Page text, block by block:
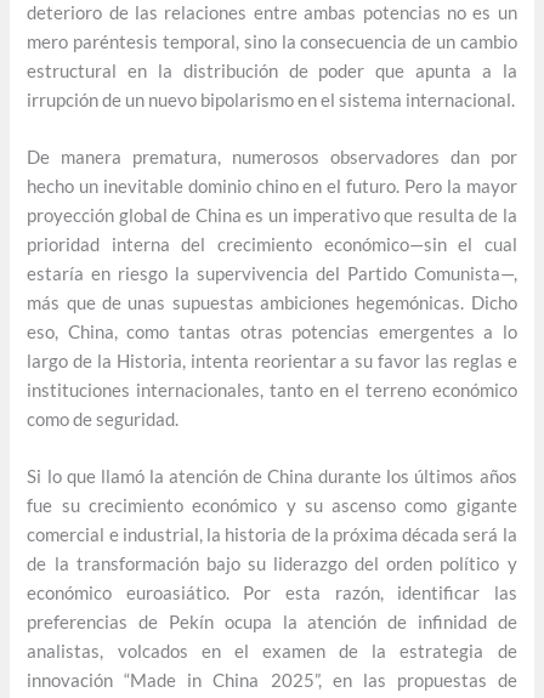
deterioro de las relaciones entre ambas potencias no es un
mero paréntesis temporal, sino la consecuencia de un cambio
estructural en la distribución de poder que apunta a la
irrupción de un nuevo bipolarismo en el sistema internacional.
De manera prematura, numerosos observadores dan por
hecho un inevitable dominio chino en el futuro. Pero la mayor
proyección global de China es un imperativo que resulta de la
prioridad interna del crecimiento económico—sin el cual
estaría en riesgo la supervivencia del Partido Comunista—,
más que de unas supuestas ambiciones hegemónicas. Dicho
eso, China, como tantas otras potencias emergentes a lo
largo de la Historia, intenta reorientar a su favor las reglas e
instituciones internacionales, tanto en el terreno económico
como de seguridad.
Si lo que llamó la atención de China durante los últimos años
fue su crecimiento económico y su ascenso como gigante
comercial e industrial, la historia de la próxima década será la
de la transformación bajo su liderazgo del orden político y
económico euroasiático. Por esta razón, identificar las
preferencias de Pekín ocupa la atención de infinidad de
analistas, volcados en el examen de la estrategia de
innovación “Made in China 2025”, en las propuestas de